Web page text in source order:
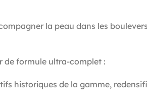
la peau dans les
de formule ultra-complet :
historiques de la gamme,